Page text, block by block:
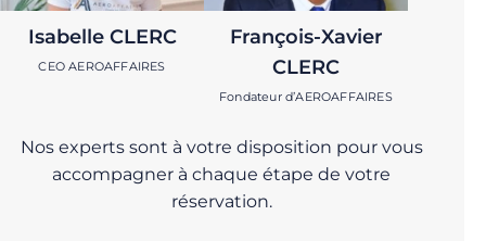
Isabelle CLERC
CEO AEROAFFAIRES
François-Xavier
CLERC
Fondateur d’AEROAFFAIRES
Nos experts sont à votre disposition pour vous
accompagner à chaque étape de votre
réservation.